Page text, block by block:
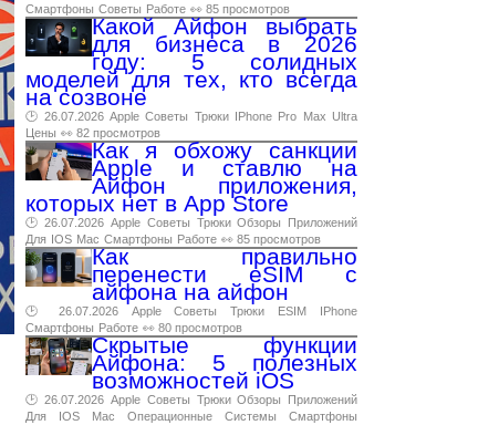
Смартфоны Советы Работе 👀 85 просмотров
Какой Айфон выбрать
для бизнеса в 2026
году: 5 солидных
моделей для тех, кто всегда
на созвоне
🕑 26.07.2026 Apple Советы Трюки IPhone Pro Max Ultra
Цены 👀 82 просмотров
Как я обхожу санкции
Apple и ставлю на
Айфон приложения,
которых нет в App Store
🕑 26.07.2026 Apple Советы Трюки Обзоры
Приложений
Для IOS Mac Смартфоны Работе 👀 85 просмотров
Как правильно
перенести eSIM с
айфона на айфон
🕑 26.07.2026 Apple Советы Трюки ESIM
IPhone
Смартфоны Работе 👀 80 просмотров
Скрытые функции
Айфона: 5 полезных
возможностей iOS
🕑 26.07.2026 Apple Советы Трюки Обзоры
Приложений
Для
IOS Mac Операционные Системы
Смартфоны